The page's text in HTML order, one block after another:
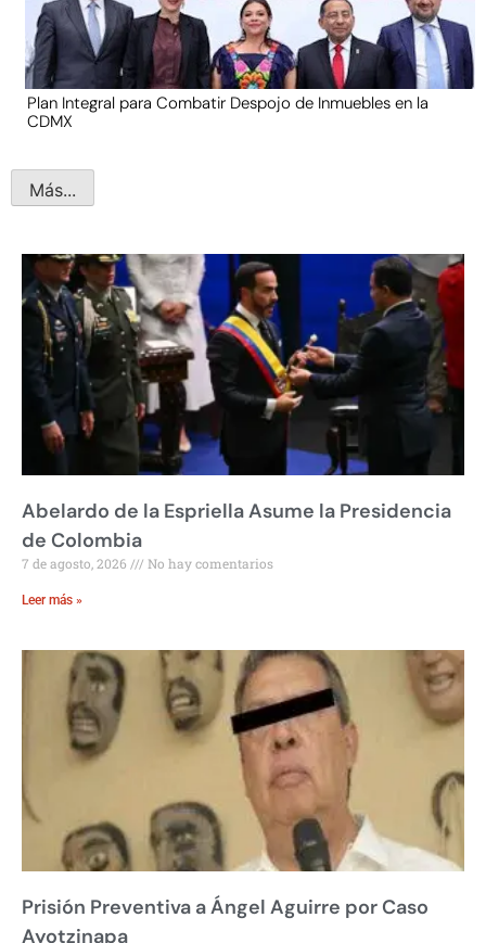
Plan Integral para Combatir Despojo de Inmuebles en la
CDMX
Más...
Abelardo de la Espriella Asume la Presidencia
de Colombia
7 de agosto, 2026 No hay comentarios
Leer más »
Prisión Preventiva a Ángel Aguirre por Caso
Ayotzinapa